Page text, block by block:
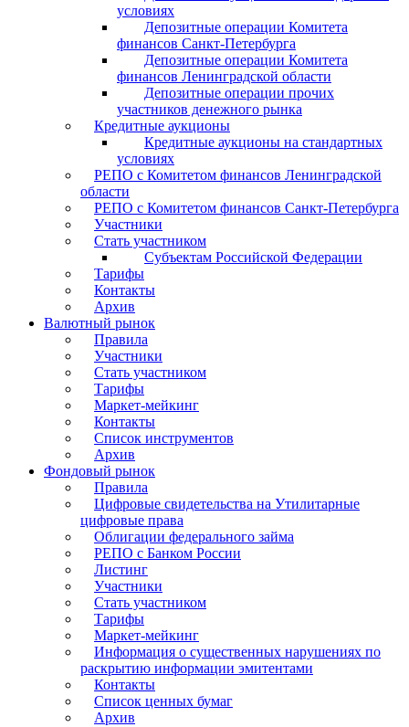
условиях
Депозитные операции Комитета
финансов Санкт-Петербурга
Депозитные операции Комитета
финансов Ленинградской области
Депозитные операции прочих
участников денежного рынка
Кредитные аукционы
Кредитные аукционы на стандартных
условиях
РЕПО с Комитетом финансов Ленинградской
области
РЕПО с Комитетом финансов Санкт-Петербурга
Участники
Стать участником
Субъектам Российской Федерации
Тарифы
Контакты
Архив
Валютный рынок
Правила
Участники
Стать участником
Тарифы
Маркет-мейкинг
Контакты
Список инструментов
Архив
Фондовый рынок
Правила
Цифровые свидетельства на Утилитарные
цифровые права
Облигации федерального займа
РЕПО с Банком России
Листинг
Участники
Стать участником
Тарифы
Маркет-мейкинг
Информация о существенных нарушениях по
раскрытию информации эмитентами
Контакты
Список ценных бумаг
Архив